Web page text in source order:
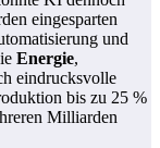
eingesparten
und
Energie,
eindrucksvolle
bis zu 25 %
Milliarden